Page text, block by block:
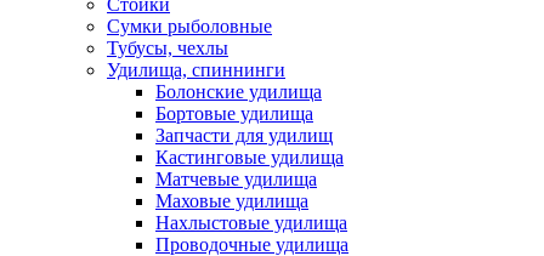
Стойки
Сумки рыболовные
Тубусы, чехлы
Удилища, спиннинги
Болонские удилища
Бортовые удилища
Запчасти для удилищ
Кастинговые удилища
Матчевые удилища
Маховые удилища
Нахлыстовые удилища
Проводочные удилища